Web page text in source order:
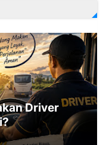
Driver